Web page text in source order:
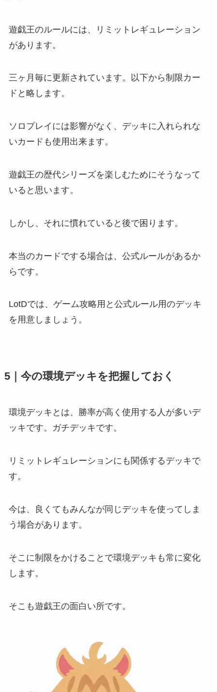
遊戯王のルールには、リミットレギュレーション
があります。
三ヶ月毎に更新されています。以下から制限カー
ドと略します。
ソロプレイには影響がなく、デッキに入れられな
いカードも使用出来ます。
遊戯王の歴代シリーズを楽しむためにそうなって
いると思います。
しかし、それに慣れていると後で困ります。
本当のカードでする場合は、公式ルールがあるか
らです。
LotDでは、 ゲーム攻略用と公式ルール用のデッキ
を用意しましょう。
5｜今の環境デッキを把握しておく
環境デッキとは、勝率が高く 使用する人が多いデ
ッキです。ガチデッキです。
リミットレギュレーションにも関係するデッキで
す。
今は、良くてもみんなが同じデッキを使ってしま
う場合があります。
そこに制限をかけることで環境デッキも常に変化
します。
そこも遊戯王の面白い所です。